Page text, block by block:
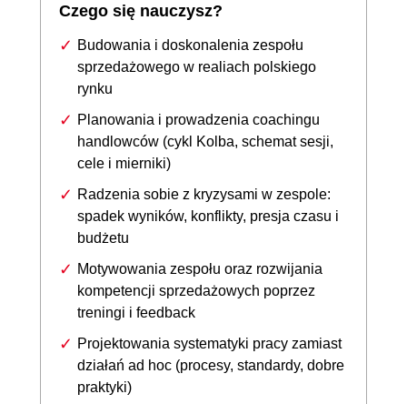
Czego się nauczysz?
Budowania i doskonalenia zespołu
sprzedażowego w realiach polskiego
rynku
Planowania i prowadzenia coachingu
handlowców (cykl Kolba, schemat sesji,
cele i mierniki)
Radzenia sobie z kryzysami w zespole:
spadek wyników, konflikty, presja czasu i
budżetu
Motywowania zespołu oraz rozwijania
kompetencji sprzedażowych poprzez
treningi i feedback
Projektowania systematyki pracy zamiast
działań ad hoc (procesy, standardy, dobre
praktyki)